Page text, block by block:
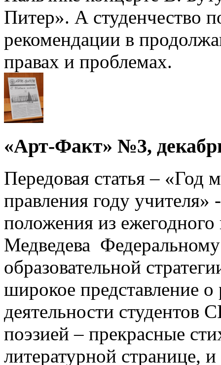
Питер». А студенчество
рекомендации в
правах и проблемах.
«Арт-Факт» №3,
Передовая статья – «Год
правления году учителя»
положения из ежегодного
Медведева
образовательной
широкое представление о
деятельности
поэзией – прекрасные
литературной странице,